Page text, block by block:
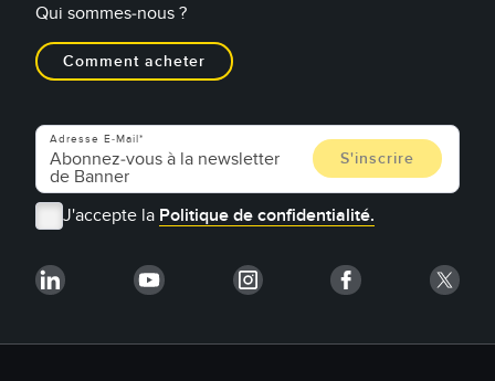
Qui sommes-nous ?
Comment acheter
Adresse E-Mail
J'accepte la Politique de confidentialité.